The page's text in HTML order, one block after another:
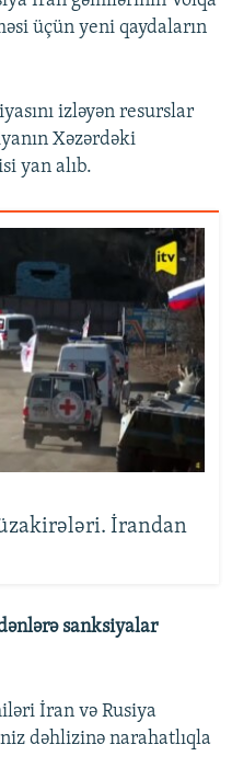
üçün yeni qaydaların
izləyən resurslar
Xəzərdəki
yan alıb.
İrandan
sanksiyalar
İran və Rusiya
dəhlizinə narahatlıqla